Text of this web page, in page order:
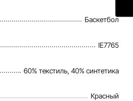
Баскетбол
IE7765
60% текстиль, 40% синтетика
Красный